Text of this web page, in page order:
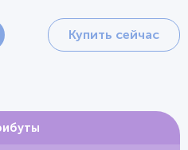
Купить сейчас